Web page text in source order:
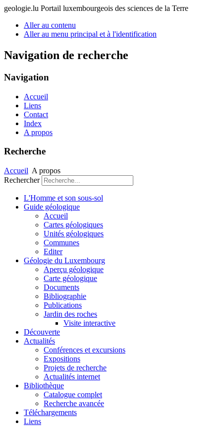
geologie.lu Portail luxembourgeois des sciences de la Terre
Aller au contenu
Aller au menu principal et à l'identification
Navigation de recherche
Navigation
Accueil
Liens
Contact
Index
A propos
Recherche
Accueil A propos
Rechercher
L'Homme et son sous-sol
Guide géologique
Accueil
Cartes géologiques
Unités géologiques
Communes
Editer
Géologie du Luxembourg
Aperçu géologique
Carte géologique
Documents
Bibliographie
Publications
Jardin des roches
Visite interactive
Découverte
Actualités
Conférences et excursions
Expositions
Projets de recherche
Actualités internet
Bibliothèque
Catalogue complet
Recherche avancée
Téléchargements
Liens